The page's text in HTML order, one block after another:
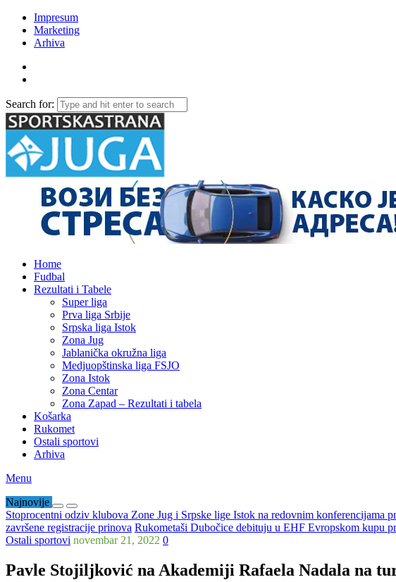
Impresum
Marketing
Arhiva
Search for:
Home
Fudbal
Rezultati i Tabele
Super liga
Prva liga Srbije
Srpska liga Istok
Zona Jug
Jablanička okružna liga
Medjuopštinska liga FSJO
Zona Istok
Zona Centar
Zona Zapad – Rezultati i tabela
Košarka
Rukomet
Ostali sportovi
Arhiva
Menu
Najnovije
Stoprocentni odziv klubova Zone Jug i Srpske lige Istok na redovnim konferencijama
završene registracije prinova Rukometaši Dubočice debituju u EHF Evropskom kupu
Ostali sportovi novembar 21, 2022 0
Pavle Stojiljković na Akademiji Rafaela Nadala na